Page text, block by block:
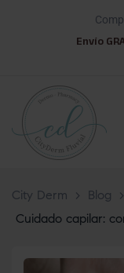
Envío
City Derm > Blog >
Cuidado capilar: